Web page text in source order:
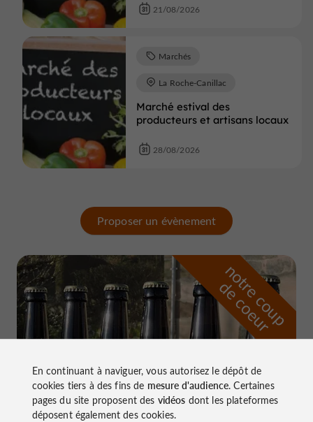
21/08/2026
Marché estival des
producteurs et artisans locaux
Marchés
La Roche-Canillac
28/08/2026
Proposer un évènement
n
o
t
r
e
c
o
u
p
d
e
c
o
e
u
r
En continuant à naviguer, vous autorisez le dépôt de
cookies tiers à des fins de mesure d'audience. Certaines
pages du site proposent des vidéos dont les plateformes
déposent également des cookies.